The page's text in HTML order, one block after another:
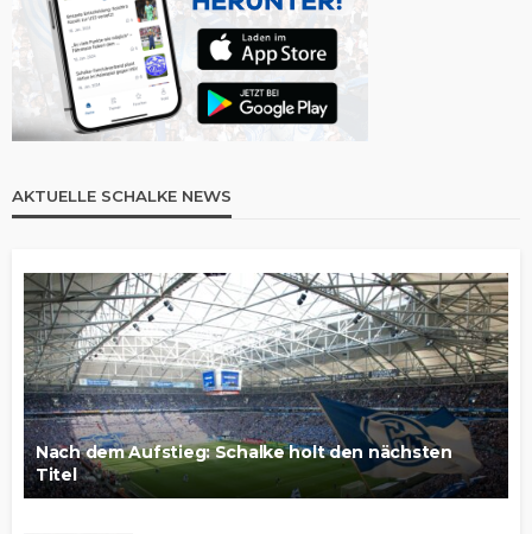
AKTUELLE SCHALKE NEWS
Nach dem Aufstieg: Schalke holt den nächsten
Titel